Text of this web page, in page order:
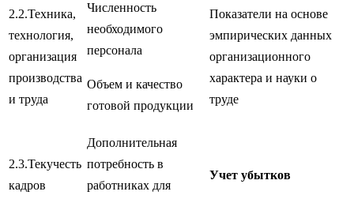
2.2.Техника,
технология,
организация
производства
и труда
Численность
необходимого
персонала
Объем и качество
готовой продукции
Показатели на основе
эмпирических данных
организационного
характера и науки о
труде
2.3.Текучесть
кадров
Дополнительная
потребность в
работниках для
Учет убытков